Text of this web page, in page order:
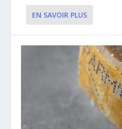
EN SAVOIR PLUS